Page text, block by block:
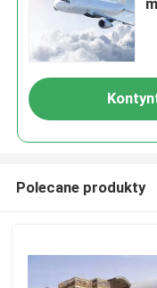
Polecane produkty